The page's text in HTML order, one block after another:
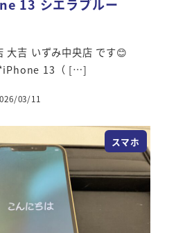
13 シエラブルー
大吉 いずみ中央店 です😊 ⠀
13（ […]
03/11
スマホ